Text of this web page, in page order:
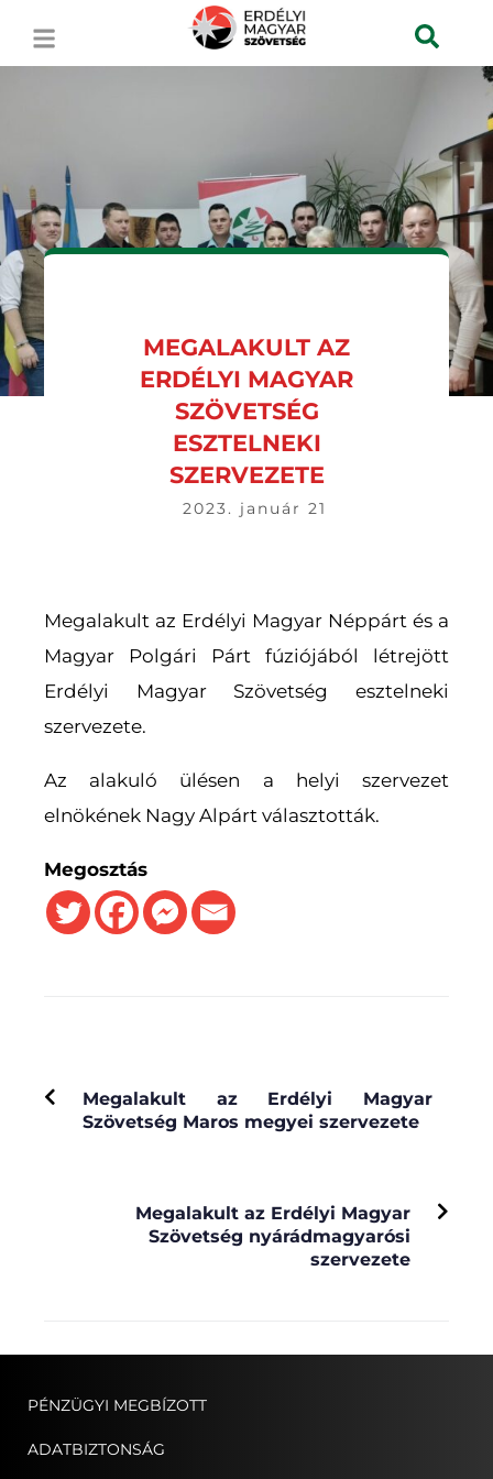
MEGALAKULT AZ
ERDÉLYI MAGYAR
SZÖVETSÉG
ESZTELNEKI
SZERVEZETE
2023. január 21
Megalakult az Erdélyi Magyar Néppárt és a
Magyar Polgári Párt fúziójából létrejött
Erdélyi Magyar Szövetség esztelneki
szervezete.
Az alakuló ülésen a helyi szervezet
elnökének Nagy Alpárt választották.
Megosztás
Megalakult az Erdélyi Magyar
Szövetség Maros megyei szervezete
Megalakult az Erdélyi Magyar
Szövetség nyárádmagyarósi
szervezete
PÉNZÜGYI MEGBÍZOTT
ADATBIZTONSÁG